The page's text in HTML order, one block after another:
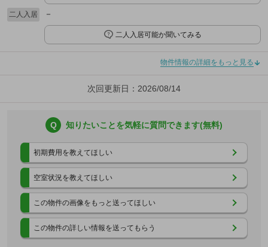
二人入居 －
二人入居可能か聞いてみる
物件情報の詳細をもっと見る
次回更新日：2026/08/14
Q 知りたいことを気軽に質問できます(無料)
初期費用を教えてほしい
空室状況を教えてほしい
この物件の画像をもっと送ってほしい
この物件の詳しい情報を送ってもらう